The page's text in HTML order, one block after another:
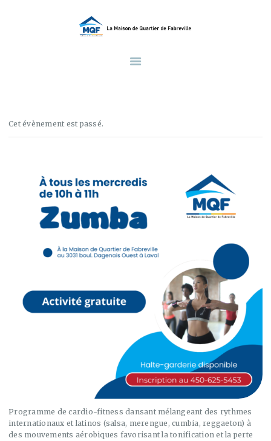
LA MAISON DE QUARTIER DE FABREVILLE
À PROPOS DE NOUS
SECTEUR ALIMENTAIRE
CALENDRIER
Cet évènement est passé.
Programme de cardio-fitness dansant mélangeant des rythmes
internationaux et latinos (salsa, merengue, cumbia, reggaeton) à
des mouvements aérobiques favorisantla tonification et la perte